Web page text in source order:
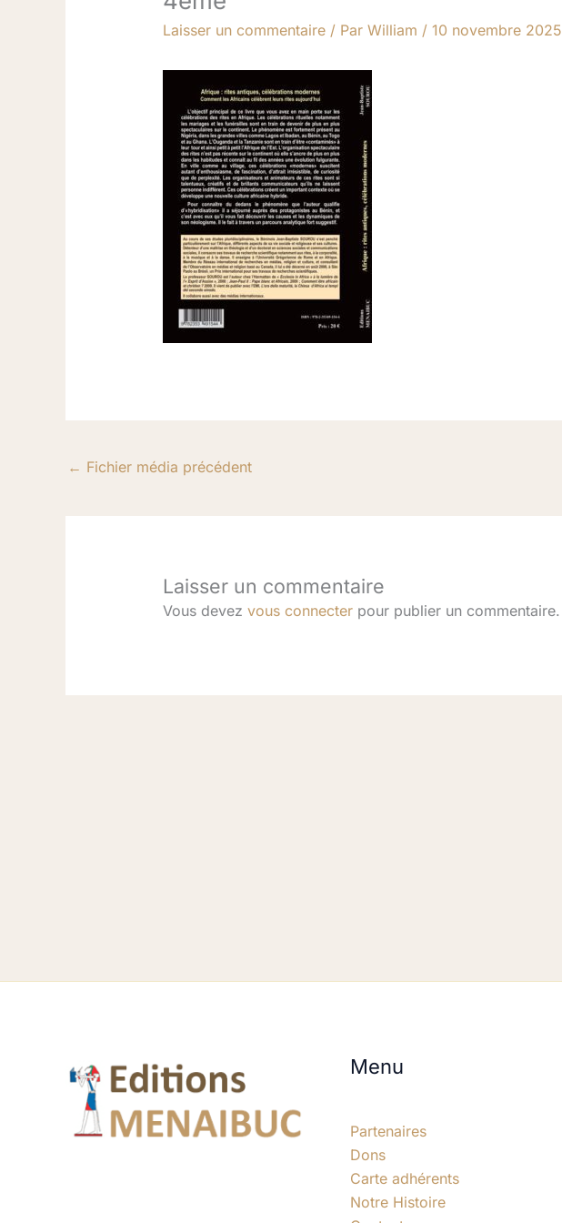
Laisser un commentaire / Par William / 10 novembre 2025
← Fichier média précédent
Laisser un commentaire
Vous devez vous connecterpour publier un commentaire.
Menu
Partenaires
Dons
Carte adhérents
Notre Histoire